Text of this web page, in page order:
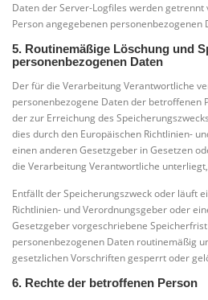
Daten der Server-Logfiles werden
Person angegebenen personenbezogenen
5. Routinemäßige Löschung und
personenbezogenen Daten
Der für die Verarbeitung Verantwortliche
personenbezogene Daten der betroffenen
der zur Erreichung des
dies durch den Europäischen Richtlinien-
einen anderen Gesetzgeber in Gesetzen
die Verarbeitung Verantwortliche
Entfällt der Speicherungszweck oder läuft
Richtlinien- und Verordnungsgeber oder
Gesetzgeber vorgeschriebene
personenbezogenen Daten routinemäßig
gesetzlichen Vorschriften gesperrt oder
6. Rechte der betroffenen Person